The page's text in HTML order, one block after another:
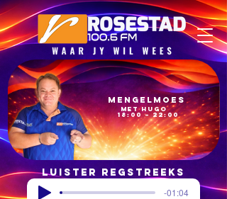
18:00 – 22:00
met Hugo
Mengelmoes
Luister regstreeks
-01:04